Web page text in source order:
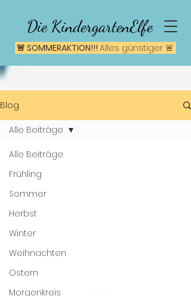
Die KindergartenElfe
🚨 SOMMERAKTION!!! Alles günstiger 🚨
Blog
Alle Beiträge
Frühling
Sommer
Herbst
Winter
Weihnachten
Ostern
Morgenkreis
Alle Beiträge